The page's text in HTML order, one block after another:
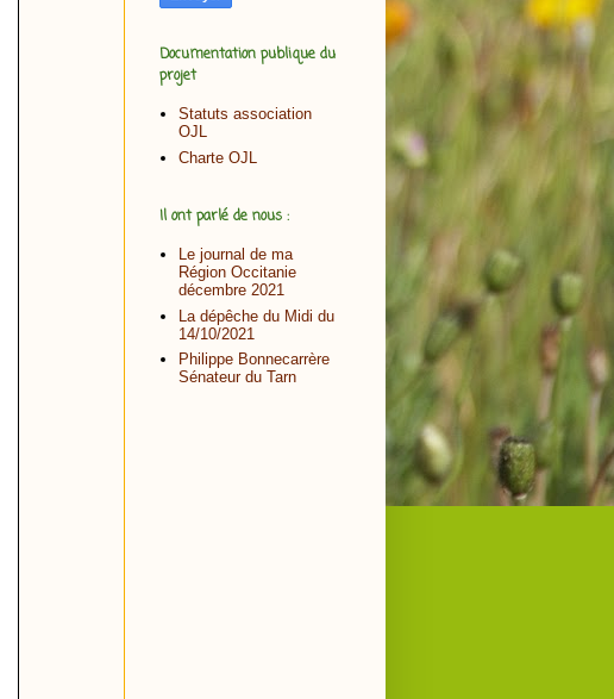
Documentation publique du
projet
Statuts association
OJL
Charte OJL
Il ont parlé de nous :
Le journal de ma
Région Occitanie
décembre 2021
La dépêche du Midi du
14/10/2021
Philippe Bonnecarrère
Sénateur du Tarn